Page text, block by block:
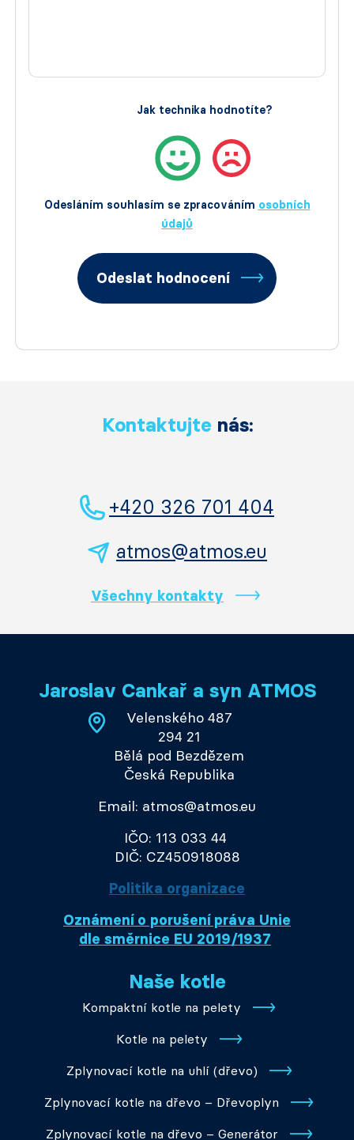
Odesláním souhlasím se zpracováním osobních
údajů
Jak technika hodnotíte?
Odeslat hodnocení
Kontaktujte nás:
+420 326 701 404
atmos@atmos.eu
Všechny kontakty
Jaroslav Cankař a syn ATMOS
Velenského 487
294 21
Bělá pod Bezdězem
Česká Republika
Email: atmos@atmos.eu
IČO: 113 033 44
DIČ: CZ450918088
Politika organizace
Oznámení o porušení práva Unie
dle směrnice EU 2019/1937
Naše kotle
Kompaktní kotle na pelety
Kotle na pelety
Zplynovací kotle na uhlí (dřevo)
Zplynovací kotle na dřevo – Dřevoplyn
Zplynovací kotle na dřevo – Generátor